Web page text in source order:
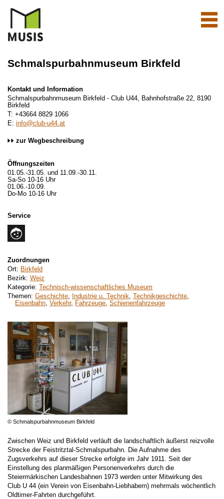
Schmalspurbahnmuseum Birkfeld
Kontakt und Information
Schmalspurbahnmuseum Birkfeld - Club U44, Bahnhofstraße 22, 8190
Birkfeld
T: +43664 8829 1066
E: info@club-u44.at
zur Wegbeschreibung
Öffnungszeiten
01.05.-31.05. und 11.09.-30.11.
Sa-So 10-16 Uhr
01.06.-10.09.
Do-Mo 10-16 Uhr
Service
Zuordnungen
Ort: Birkfeld
Bezirk: Weiz
Kategorie: Technisch-wissenschaftliches Museum
Themen: Geschichte Industrie u. Technik Technikgeschichte
Eisenbahn Verkehr, Fahrzeuge Schienenfahrzeuge
© Schmalspurbahnmuseum Birkfeld
Zwischen Weiz und Birkfeld verläuft die landschaftlich äußerst reizvolle
Strecke der Feistritztal-Schmalspurbahn. Die Aufnahme des
Zugsverkehrs auf dieser Strecke erfolgte im Jahr 1911. Seit der
Einstellung des planmäßigen Personenverkehrs durch die
Steiermärkischen Landesbahnen 1973 werden unter Mitwirkung des
Club U 44 (ein Verein von Eisenbahn-Liebhabern) mehrmals wöchentlich
Oldtimer-Fahrten durchgeführt.